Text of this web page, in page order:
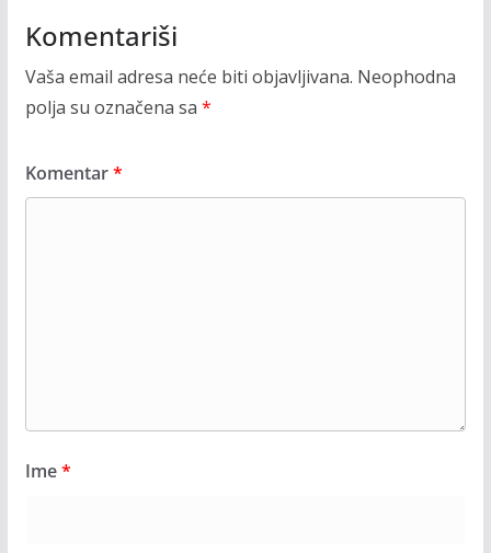
Komentariši
Vaša email adresa neće biti objavljivana. Neophodna
polja su označena sa *
Komentar*
Ime*